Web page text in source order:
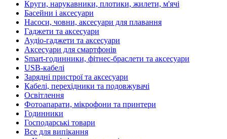
Круги, нарукавники, плотики, жилети, м'ячі
Басейни і аксесуари
Насоси, човни, аксесуари для плавання
Гаджети та аксесуари
Аудіо-гаджети та аксесуари
Аксесуари для смартфонів
Smart-годинники, фітнес-браслети та аксесуари
USB-кабелі
Зарядні пристрої та аксесуари
Кабелі, перехідники та подовжувачі
Освітлення
Фотоапарати, мікрофони та принтери
Годинники
Господарські товари
Все для випікання